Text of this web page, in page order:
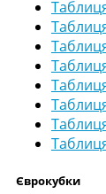
Єврокубки